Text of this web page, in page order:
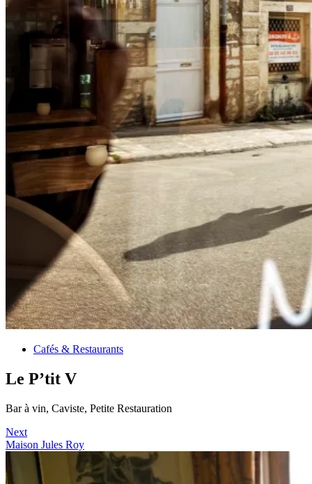
Cafés & Restaurants
Le P’tit V
Bar à vin, Caviste, Petite Restauration
Next
Maison Jules Roy